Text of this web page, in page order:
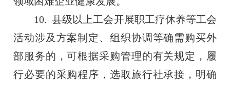
10. 县级以上工会开展职工疗休养等工会
活动涉及方案制定、组织协调等确需购买外
部服务的，可根据采购管理的有关规定，履
行必要的采购程序，选取旅行社承接，明确